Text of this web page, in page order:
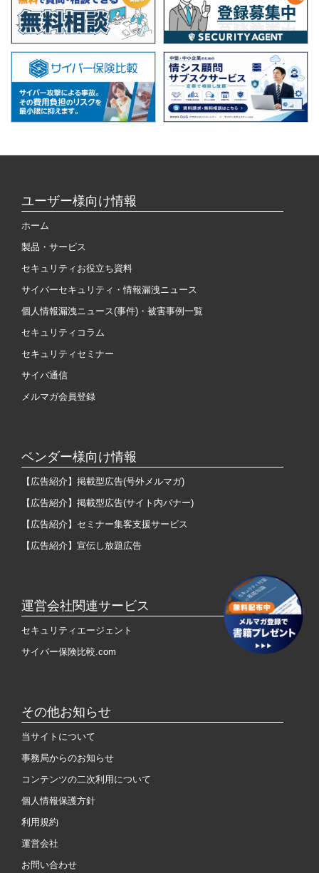
ユーザー様向け情報
ホーム
製品・サービス
セキュリティお役立ち資料
サイバーセキュリティ・情報漏洩ニュース
個人情報漏洩ニュース(事件)・被害事例一覧
セキュリティコラム
セキュリティセミナー
サイバ通信
メルマガ会員登録
ベンダー様向け情報
【広告紹介】掲載型広告(号外メルマガ)
【広告紹介】掲載型広告(サイト内バナー)
【広告紹介】セミナー集客支援サービス
【広告紹介】宣伝し放題広告
運営会社関連サービス
セキュリティエージェント
サイバー保険比較.com
その他お知らせ
当サイトについて
事務局からのお知らせ
コンテンツの二次利用について
個人情報保護方針
利用規約
運営会社
お問い合わせ